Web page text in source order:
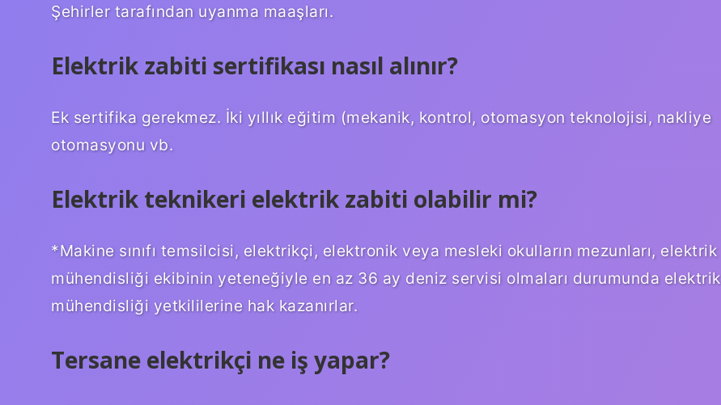
Şehirler tarafından uyanma maaşları.
Elektrik zabiti sertifikası nasıl alınır?
Ek sertifika gerekmez. İki yıllık eğitim (mekanik, kontrol, otomasyon teknolojisi, nakliye
otomasyonu vb.
Elektrik teknikeri elektrik zabiti olabilir mi?
*Makine sınıfı temsilcisi, elektrikçi, elektronik veya mesleki okulların mezunları, elektrik
mühendisliği ekibinin yeteneğiyle en az 36 ay deniz servisi olmaları durumunda elektrik
mühendisliği yetkililerine hak kazanırlar.
Tersane elektrikçi ne iş yapar?